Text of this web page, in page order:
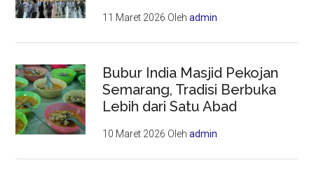
11 Maret 2026 Olehadmin
Bubur India Masjid Pekojan
Semarang, Tradisi Berbuka
Lebih dari Satu Abad
10 Maret 2026 Olehadmin